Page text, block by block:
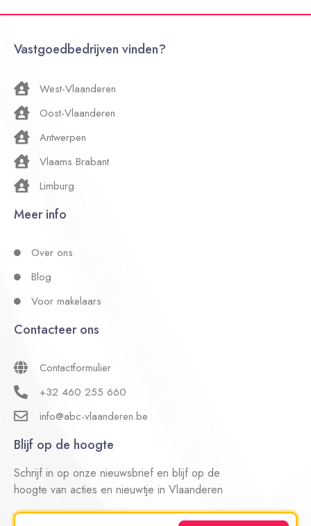
Vastgoedbedrijven vinden?
West-Vlaanderen
Oost-Vlaanderen
Antwerpen
Vlaams Brabant
Limburg
Meer info
Over ons
Blog
Voor makelaars
Contacteer ons
Contactformulier
+32 460 255 660
info@abc-vlaanderen.be
Blijf op de hoogte
Schrijf in op onze nieuwsbrief en blijf op de
hoogte van acties en nieuwtje in Vlaanderen